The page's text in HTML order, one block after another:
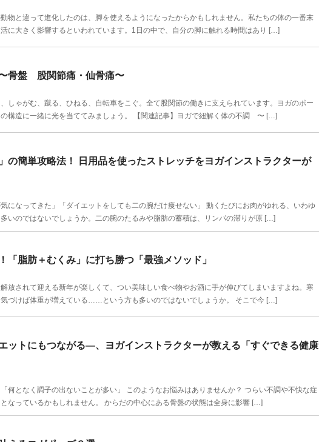
物と違って進化したのは、脚を使えるようになったからかもしれません。私たちの体の一番末
に大きく影響するといわれています。1日の中で、自分の脚に触れる時間はあり […]
骨盤 股関節痛・仙骨痛〜
しゃがむ、蹴る、ひねる、自転車をこぐ。全て股関節の働きに支えられています。ヨガのポー
構造に一緒に光を当ててみましょう。 【関連記事】ヨガで紐解く体の不調 〜 […]
の簡単攻略法！ 日用品を使ったストレッチをヨガインストラクターが
になってきた」「ダイエットをしても二の腕だけ痩せない」 動くたびにお肉がゆれる、いわゆ
いのではないでしょうか。二の腕のたるみや脂肪の蓄積は、リンパの滞りが原 […]
「脂肪＋むくみ」に打ち勝つ「最強メソッド」
放されて迎える新年が楽しくて、つい美味しい食べ物やお酒に手が伸びてしまいますよね。寒
づけば体重が増えている……という方も多いのではないでしょうか。 そこで今 […]
ットにもつながる―、ヨガインストラクターが教える「すぐできる健康
何となく調子の出ないことが多い」 このようなお悩みはありませんか？ つらい不調や不快な症
なっているかもしれません。 からだの中心にある骨盤の状態は全身に影響 […]